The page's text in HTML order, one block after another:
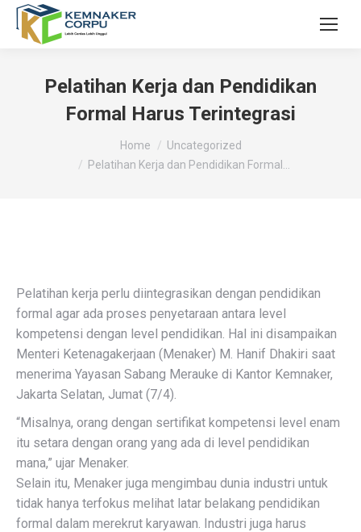
Pelatihan Kerja dan Pendidikan
Formal Harus Terintegrasi
Home
Uncategorized
Pelatihan Kerja dan Pendidikan Formal…
Pelatihan kerja perlu diintegrasikan dengan pendidikan
formal agar ada proses penyetaraan antara level
kompetensi dengan level pendidikan. Hal ini disampaikan
Menteri Ketenagakerjaan (Menaker) M. Hanif Dhakiri saat
menerima Yayasan Sabang Merauke di Kantor Kemnaker,
Jakarta Selatan, Jumat (7/4).
“Misalnya, orang dengan sertifikat kompetensi level enam
itu setara dengan orang yang ada di level pendidikan
mana,” ujar Menaker.
Selain itu, Menaker juga mengimbau dunia industri untuk
tidak hanya terfokus melihat latar belakang pendidikan
formal dalam merekrut karyawan. Industri juga harus